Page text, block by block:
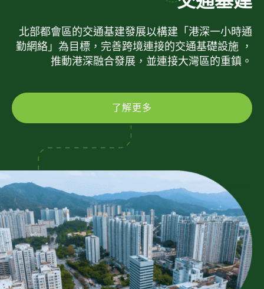
北部都會區的交通基建發展以構建「港深一小時通
勤網絡」為目標，完善跨境連接的交通基礎設施 ，
推動港深融合發展，並連接大灣區的重鎮。
了解更多